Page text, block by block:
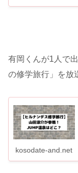
有岡くんが1人で
の修学旅行」を放
kosodate-and.net